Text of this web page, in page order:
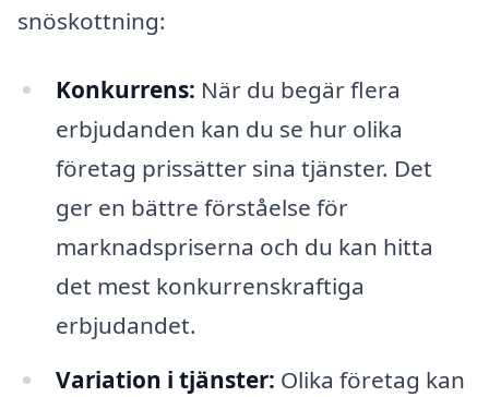
snöskottning:
Konkurrens: När du begär flera
erbjudanden kan du se hur olika
företag prissätter sina tjänster. Det
ger en bättre förståelse för
marknadspriserna och du kan hitta
det mest konkurrenskraftiga
erbjudandet.
Variation i tjänster: Olika företag kan